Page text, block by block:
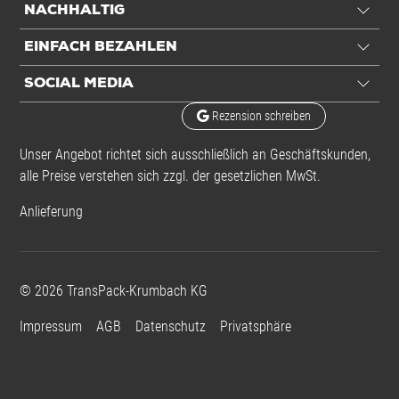
Eigenschaften
Länge
1300 mm
Seitenfalte
950 mm
Folienstärke
100 µm
Gewicht
NACHHALTIG
EINFACH BEZAHLEN
SOCIAL MEDIA
Rezension schreiben
Unser Angebot richtet sich ausschließlich an Geschäftskunden,
alle Preise verstehen sich zzgl. der gesetzlichen MwSt.
Anlieferung
© 2026 TransPack-Krumbach KG
Impressum AGB Datenschutz Privatsphäre